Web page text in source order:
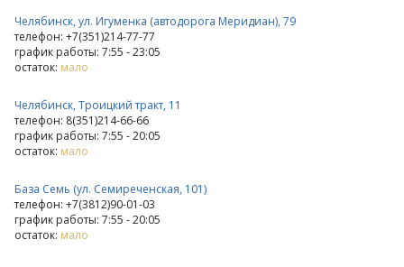
Челябинск, ул. Игуменка (автодорога Меридиан), 79
телефон: +7(351)214-77-77
график работы: 7:55 - 23:05
остаток: мало
Челябинск, Троицкий тракт, 11
телефон: 8(351)214-66-66
график работы: 7:55 - 20:05
остаток: мало
База Семь (ул. Семиреченская, 101)
телефон: +7(3812)90-01-03
график работы: 7:55 - 20:05
остаток: мало